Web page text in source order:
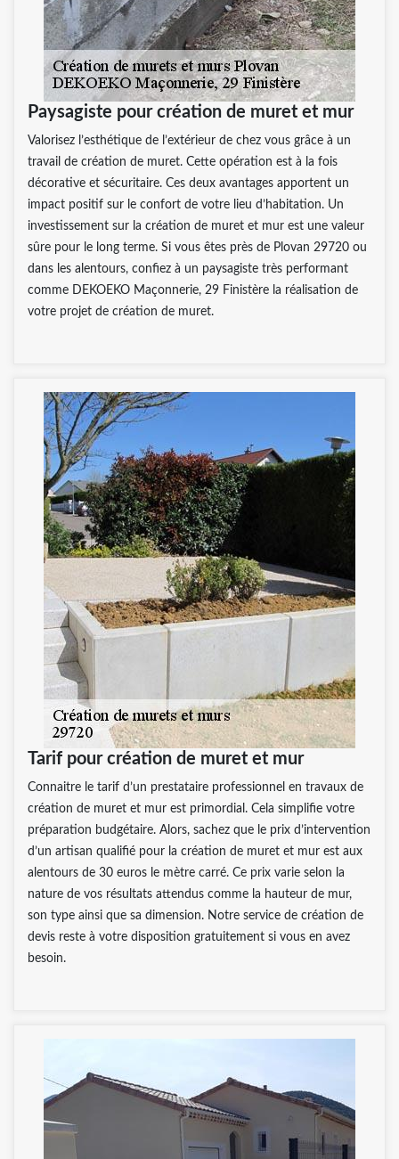
Paysagiste pour création de muret et mur
Valorisez l’esthétique de l’extérieur de chez vous grâce à un
travail de création de muret. Cette opération est à la fois
décorative et sécuritaire. Ces deux avantages apportent un
impact positif sur le confort de votre lieu d’habitation. Un
investissement sur la création de muret et mur est une valeur
sûre pour le long terme. Si vous êtes près de Plovan 29720 ou
dans les alentours, confiez à un paysagiste très performant
comme DEKOEKO Maçonnerie, 29 Finistère la réalisation de
votre projet de création de muret.
Tarif pour création de muret et mur
Connaitre le tarif d’un prestataire professionnel en travaux de
création de muret et mur est primordial. Cela simplifie votre
préparation budgétaire. Alors, sachez que le prix d’intervention
d’un artisan qualifié pour la création de muret et mur est aux
alentours de 30 euros le mètre carré. Ce prix varie selon la
nature de vos résultats attendus comme la hauteur de mur,
son type ainsi que sa dimension. Notre service de création de
devis reste à votre disposition gratuitement si vous en avez
besoin.